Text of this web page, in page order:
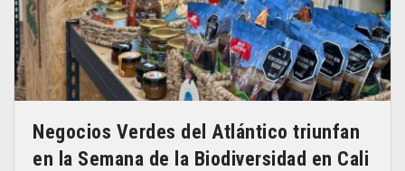
Negocios Verdes del Atlántico triunfan
en la Semana de la Biodiversidad en Cali